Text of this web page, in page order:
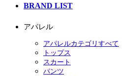
BRAND LIST
アパレル
アパレルカテゴリすべて
トップス
スカート
パンツ